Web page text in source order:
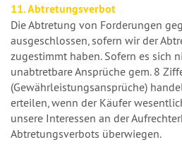
11. Abtretungsverbot
Die Abtretung von Forderungen
ausgeschlossen, sofern wir der
zugestimmt haben. Sofern es sich
unabtretbare Ansprüche gem. 8
(Gewährleistungsansprüche)
erteilen, wenn der Käufer
unsere Interessen an der
Abtretungsverbots überwiegen.